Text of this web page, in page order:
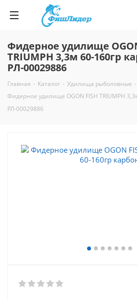
Фидерное удилище
TRIUMPH 3,3м 60-160гр
РЛ-00029886
Главная - Каталог - Удилища рыболовные -
Фидерное удилище OGON FISH TRIUMPH
РЛ-00029886